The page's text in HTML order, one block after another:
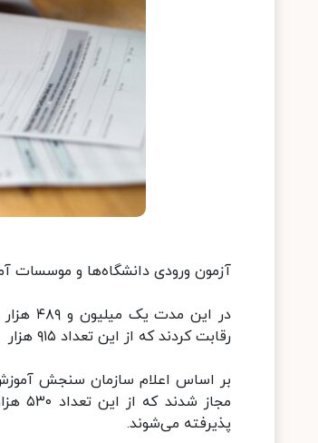
آزمون ورودی دانشگاه‌ها و موسسات آموزش
رقابت کردند که از این تعداد ۹۱۵ هزار و ۴۱ داوطلب زن بودند و سایر شرکت کنندگان را مردان تشکیل می‌دادند.
پذیرفته می‌شوند.